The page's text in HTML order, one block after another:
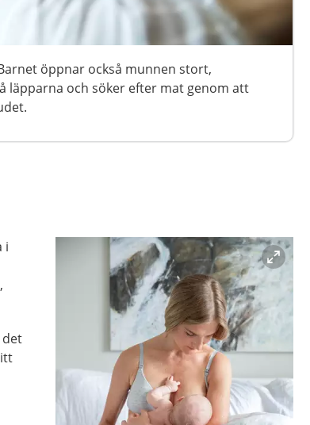
öppnar också munnen stort,
läpparna och söker efter mat genom att
i